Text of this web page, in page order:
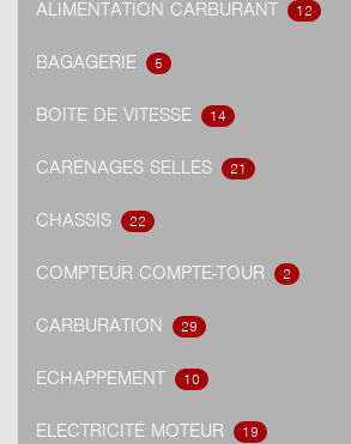
ALIMENTATION CARBURANT 12
BAGAGERIE 5
BOITE DE VITESSE 14
CARÉNAGES SELLES 21
CHASSIS 22
COMPTEUR COMPTE-TOUR 2
CARBURATION 29
ECHAPPEMENT 10
ELECTRICITÉ MOTEUR 19